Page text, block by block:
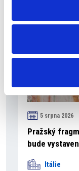
5 srpna 2026
Pražský
bude
Itálie